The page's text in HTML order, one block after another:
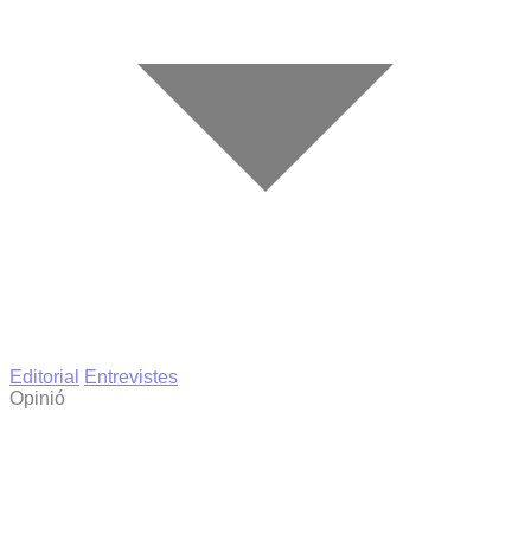
Editorial
Entrevistes
Opinió